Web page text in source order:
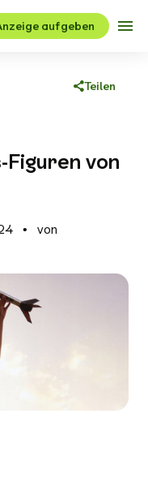
aufgeben
Teilen
von
von